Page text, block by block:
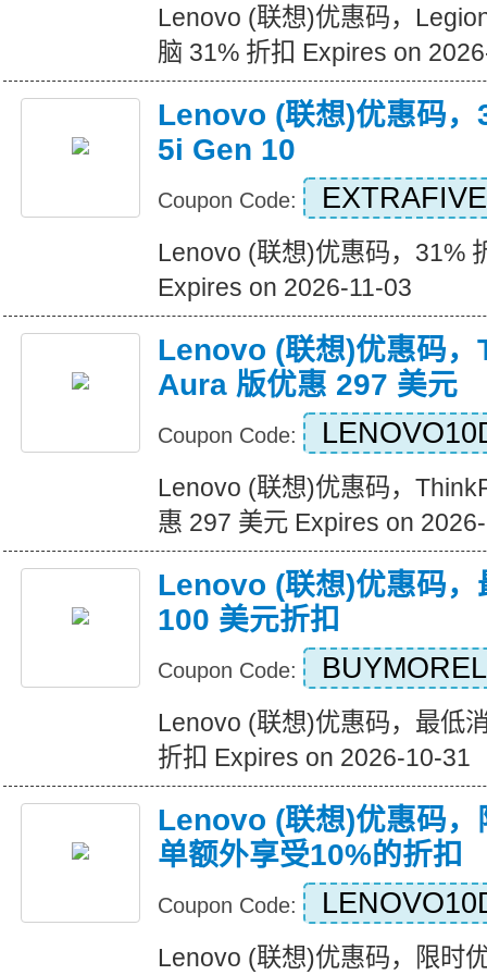
Lenovo (联想)优惠码，
脑 31% 折扣 Expires on
Lenovo (联想)优惠码
5i Gen 10
Coupon Code: EXTRAFIVE
Lenovo (联想)优惠码，31%
Expires on 2026-11-03
Lenovo (联想)优惠码
Aura 版优惠 297 美元
Coupon Code:
Lenovo (联想)优惠码，
惠 297 美元 Expires on
Lenovo (联想)优惠码，
100 美元折扣
Coupon Code:
Lenovo (联想)优惠码，最低
折扣 Expires on 2026-10-31
Lenovo (联想)优惠码，
单额外享受10%的折扣
Coupon Code:
Lenovo (联想)优惠码，限时